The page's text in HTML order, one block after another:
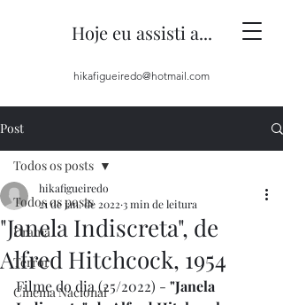
Hoje eu assisti a...
hikafigueiredo@hotmail.com
Post
Todos os posts
Drama
Terror
Cinema Nacional
Todos os posts
"Janela Indiscreta", de
Alfred Hitchcock, 1954
hikafigueiredo
21 de jan. de 2022 3 min de leitura
Filme do dia (25/2022) - "Janela